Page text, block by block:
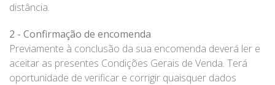
distância.
2 - Confirmação de encomenda
Previamente à conclusão da sua encomenda deverá ler e
aceitar as presentes Condições Gerais de Venda. Terá
oportunidade de verificar e corrigir quaisquer dados